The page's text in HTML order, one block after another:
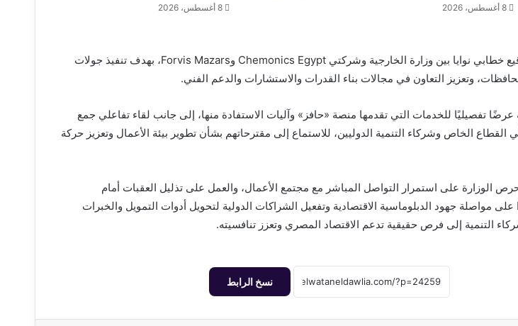
8 أغسطس، 2026 8 أغسطس، 2026
وشهدت الفعالية توقيع خطابي نوايا بين وزارة الخارجية وشركتي Chemonics Egypt وForvis Mazars، بهدف تنفيذ جولات
وتعزيز التعاون في مجالات بناء القدرات والاستشارات والدعم الفني.
عرضًا تفصيليًا للخدمات التي تقدمها منصة «حافز» وآليات الاستفادة منها، إلى جانب لقاء تفاعلي جمع
القطاع الخاص وشركاء التنمية الدوليين، للاستماع إلى مقترحاتهم بشأن تطوير بيئة الأعمال وتعزيز حركة
حرص الوزارة على استمرار التواصل المباشر مع مجتمع الأعمال، والعمل على تذليل العقبات أمام
مواصلة جهود الدبلوماسية الاقتصادية وتفعيل الشراكات الدولية لتحويل أدوات التمويل والخبرات
التنمية إلى فرص حقيقية تدعم الاقتصاد المصري وتعزز تنافسيته.
نسخ الرابط